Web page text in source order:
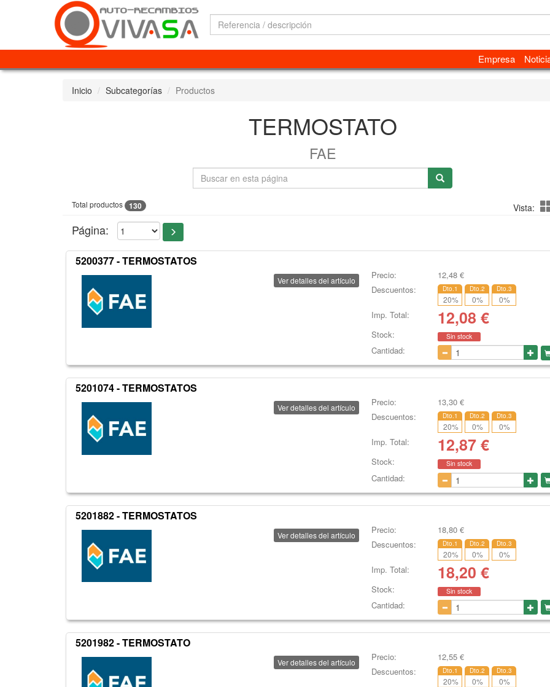
Empresa
Inicio Subcategorías Productos
TERMOSTATO
FAE
Total productos 130 Vista:
Página:
5200377 - TERMOSTATOS
Ver detalles del artículo Precio: 12,48 €
Descuentos:
Dto.1
20%
Dto.2
0%
Dto.3
0%
Imp. Total: 12,08 €
Stock: Sin stock
Cantidad:
5201074 - TERMOSTATOS
Ver detalles del artículo Precio: 13,30 €
Descuentos:
Dto.1
20%
Dto.2
0%
Dto.3
0%
Imp. Total: 12,87€
Stock: Sin stock
Cantidad:
5201882 - TERMOSTATOS
Ver detalles del artículo Precio: 18,80 €
Descuentos:
Dto.1
20%
Dto.2
0%
Dto.3
0%
Imp. Total: 18,20 €
Stock: Sin stock
Cantidad:
5201982 - TERMOSTATO
Ver detalles del artículo Precio: 12,55 €
Descuentos:
Dto.1
20%
Dto.2
0%
Dto.3
0%